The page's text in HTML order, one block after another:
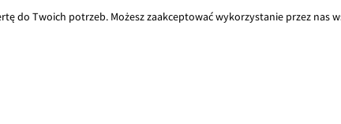
podstawie zgody
do Twoich potrzeb. Możesz zaakceptować wykorzystanie przez nas